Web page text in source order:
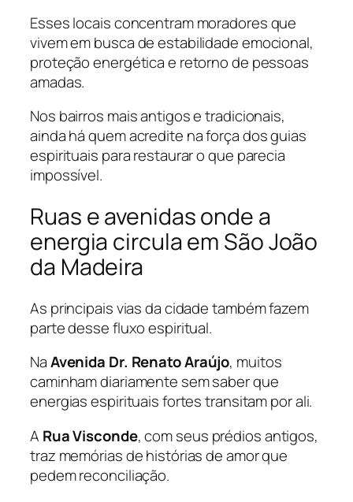
Esses locais concentram moradores que
vivem em busca de estabilidade emocional,
proteção energética e retorno de pessoas
amadas.
Nos bairros mais antigos e tradicionais,
ainda há quem acredite na força dos guias
espirituais para restaurar o que parecia
impossível.
Ruas e avenidas onde a
energia circula em São João
da Madeira
As principais vias da cidade também fazem
parte desse fluxo espiritual.
NaAvenida Dr. Renato Araújo, muitos
caminham diariamente sem saber que
energias espirituais fortes transitam por ali.
A Rua Visconde, com seus prédios antigos,
traz memórias de histórias de amor que
pedem reconciliação.